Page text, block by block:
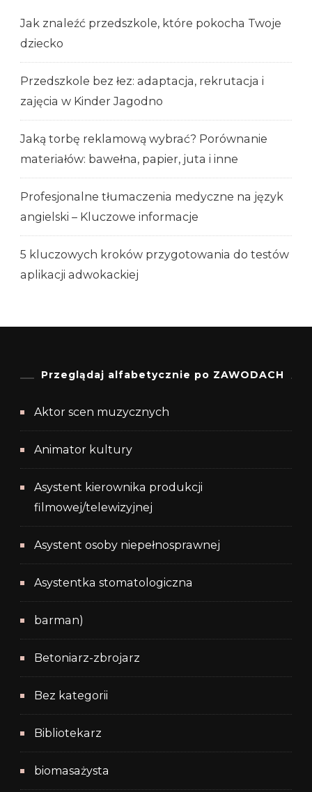
Jak znaleźć przedszkole, które pokocha Twoje
dziecko
Przedszkole bez łez: adaptacja, rekrutacja i
zajęcia w Kinder Jagodno
Jaką torbę reklamową wybrać? Porównanie
materiałów: bawełna, papier, juta i inne
Profesjonalne tłumaczenia medyczne na język
angielski – Kluczowe informacje
5 kluczowych kroków przygotowania do testów
aplikacji adwokackiej
Przeglądaj alfabetycznie po ZAWODACH
Aktor scen muzycznych
Animator kultury
Asystent kierownika produkcji
filmowej/telewizyjnej
Asystent osoby niepełnosprawnej
Asystentka stomatologiczna
barman)
Betoniarz-zbrojarz
Bez kategorii
Bibliotekarz
biomasażysta